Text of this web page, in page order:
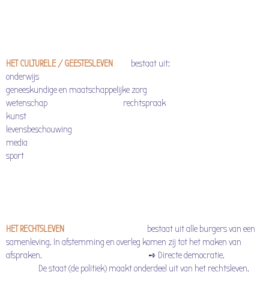
HET CULTURELE / GEESTESLEVEN
bestaat uit:
onderwijs
geneeskundige en maatschappelijke zorg
wetenschap rechtspraak
kunst
levensbeschouwing
media
sport
HET RECHTSLEVEN
bestaat uit alle burgers van een
samenleving. In afstemming en overleg komen zij tot het maken van
afspraken. ➺ Directe democratie.
De staat (de politiek) maakt onderdeel uit van het rechtsleven.